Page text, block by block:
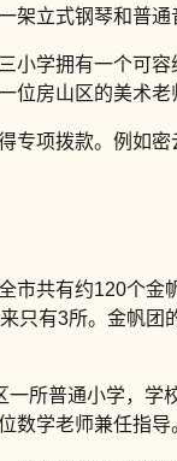
架立式钢琴和普通
小学拥有一个可
房山区的美术
专项拨款。例如
市共有约120个
只有3所。金帆
一所普通小学，
数学老师兼任指导